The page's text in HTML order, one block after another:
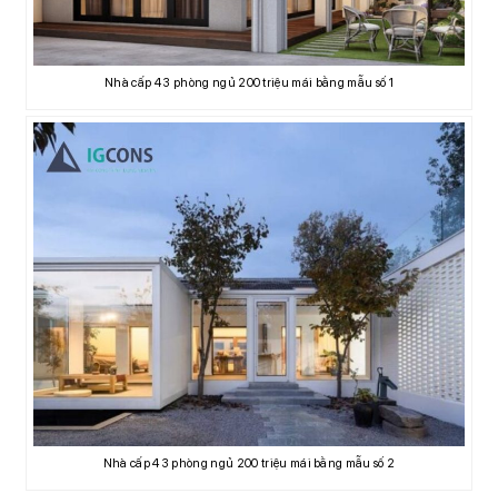
Nhà cấp 4 3 phòng ngủ 200 triệu mái bằng mẫu số 1
Nhà cấp 4 3 phòng ngủ 200 triệu mái bằng mẫu số 2